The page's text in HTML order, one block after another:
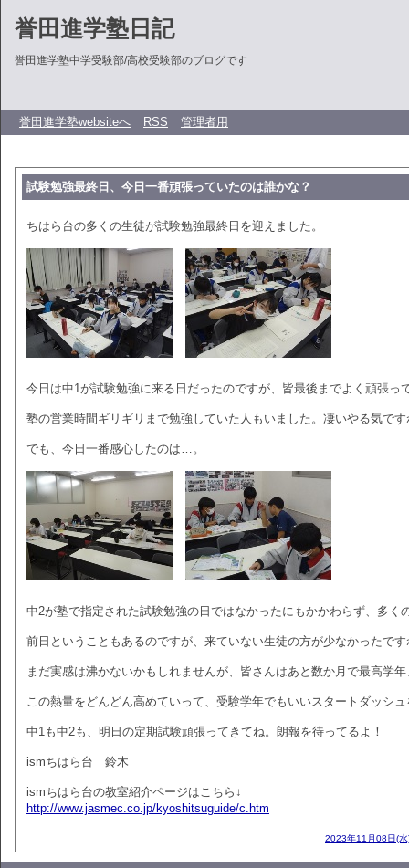
誉田進学塾日記
誉田進学塾中学受験部/高校受験部のブログです
誉田進学塾websiteへ RSS 管理者用
試験勉強最終日、今日一番頑張っていたのは誰かな？
ちはら台の多くの生徒が試験勉強最終日を迎えました。
今日は中1が試験勉強に来る日だったのですが、皆最後までよく頑張っ
塾の営業時間ギリギリまで勉強していた人もいました。凄いやる気です
でも、今日一番感心したのは…。
中2が塾で指定された試験勉強の日ではなかったにもかかわらず、多く
前日ということもあるのですが、来ていない生徒の方が少なかったです
まだ実感は沸かないかもしれませんが、皆さんはあと数か月で最高学
この熱量をどんどん高めていって、受験学年でもいいスタートダッシ
中1も中2も、明日の定期試験頑張ってきてね。朗報を待ってるよ！
ismちはら台 鈴木
ismちはら台の教室紹介ページはこちら↓
http://www.jasmec.co.jp/kyoshitsuguide/c.htm
2023年11月08日(